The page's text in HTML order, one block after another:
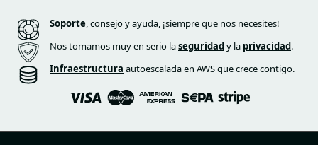
Soporte, consejo y ayuda, ¡siempre que nos necesites!
Nos tomamos muy en serio laseguridady la privacidad.
Infraestructura autoescalada en AWS que crece contigo.